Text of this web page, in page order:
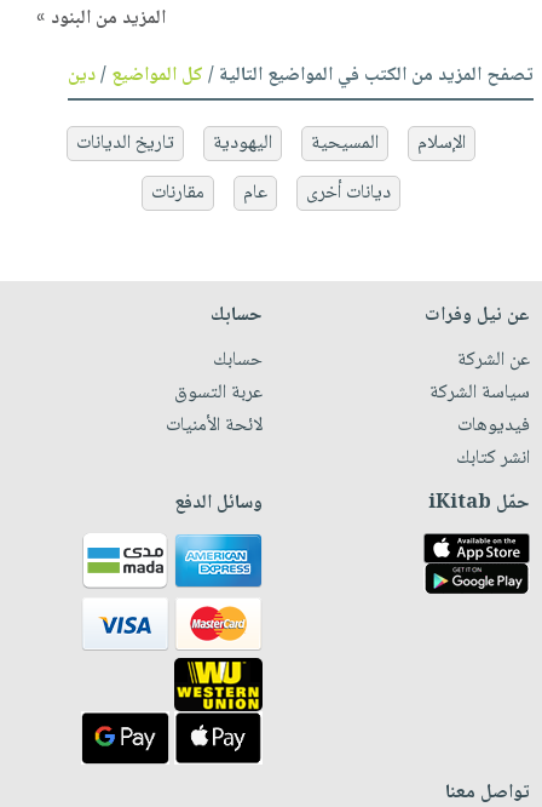
المزيد من البنود »
تصفح المزيد من الكتب في المواضيع التالية /كل المواضيع/دين
الإسلام المسيحية اليهودية
تاريخ الديانات
ديانات أخرى
عام مقارنات
عن نيل وفرات
عن الشركة
سياسة الشركة
فيديوهات
انشر كتابك
حسابك
حسابك
عربة التسوق
لائحة الأمنيات
حمّل iKitab وسائل الدفع
تواصل معنا